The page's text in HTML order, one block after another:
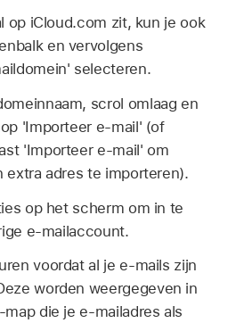
op iCloud.com zit, kun je ook
en vervolgens
selecteren.
scrol omlaag en
'Importeer e‑mail' (of
'Importeer e‑mail' om
extra adres te importeren).
op het scherm om in te
e‑mailaccount.
voordat al je e‑mails zijn
worden weergegeven in
die je e‑mailadres als